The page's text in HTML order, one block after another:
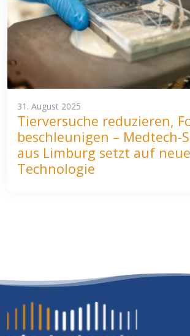
31. August 2025
Tierversuche reduzieren,
beschleunigen – Medtech-
aus Limburg setzt auf neue
Technologie